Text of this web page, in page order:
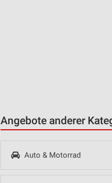
Angebote anderer
Auto & Motorrad